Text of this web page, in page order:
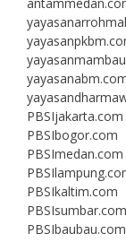
PBSIjakarta.com
PBSIbogor.com
PBSImedan.com
PBSIkaltim.com
PBSIsumbar.com
PBSIbaubau.com